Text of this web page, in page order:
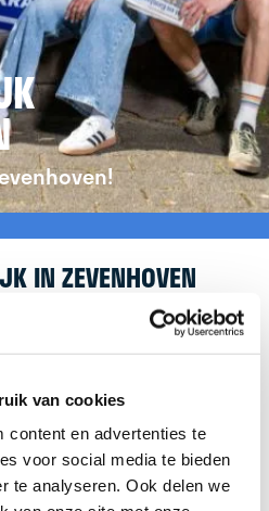
van cookies
content en advertenties te
voor social media te bieden
te analyseren. Ook delen we
IN ZEVENHOVEN
bent in een
Om je verder te
. Daar kun je je
de krant te bezorgen in